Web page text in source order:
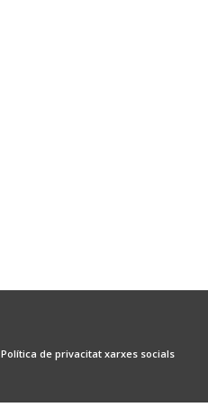
Política de privacitat xarxes socials